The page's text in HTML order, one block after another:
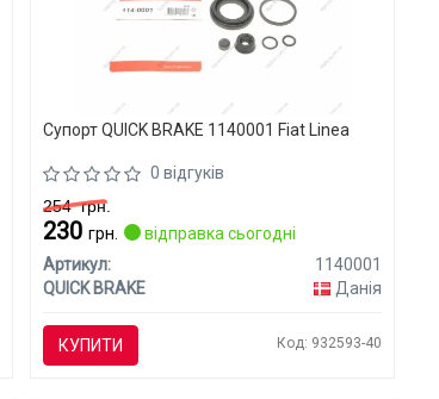
Супорт QUICK BRAKE 1140001 Fiat Linea
0 відгуків
254грн.
230грн.
відправка сьогодні
Артикул:
1140001
QUICK BRAKE
Данія
КУПИТИ Код: 932593-40